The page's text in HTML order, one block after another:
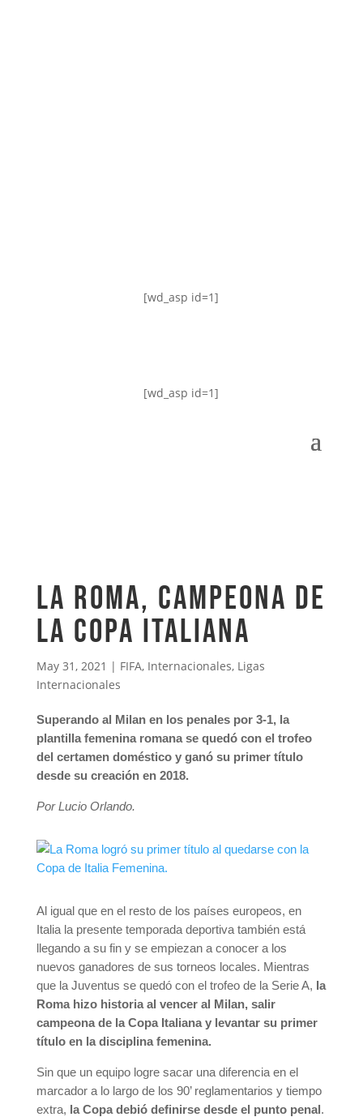
[wd_asp id=1]
[wd_asp id=1]
La Roma, campeona de
la Copa Italiana
May 31, 2021 | FIFA, Internacionales, Ligas
Internacionales
Superando al Milan en los penales por 3-1, la
plantilla femenina romana se quedó con el trofeo
del certamen doméstico y ganó su primer título
desde su creación en 2018.
Por Lucio Orlando.
Al igual que en el resto de los países europeos, en
Italia la presente temporada deportiva también está
llegando a su fin y se empiezan a conocer a los
nuevos ganadores de sus torneos locales. Mientras
que la Juventus se quedó con el trofeo de la Serie A, la
Roma hizo historia al vencer al Milan, salir
campeona de la Copa Italiana y levantar su primer
título en la disciplina femenina.
Sin que un equipo logre sacar una diferencia en el
marcador a lo largo de los 90’ reglamentarios y tiempo
extra, la Copa debió definirse desde el punto penal.